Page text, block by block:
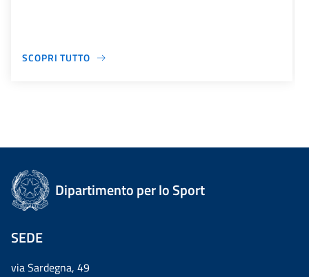
SCOPRI TUTTO
Dipartimento per lo Sport
SEDE
via Sardegna, 49